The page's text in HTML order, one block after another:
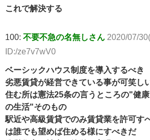
これで解決する
100: 不要不急の名無しさん 2020/07/
ID:/ze7v7wV0
ベーシックハウス制度を導入するべき
劣悪賃貸が経営できている事が可笑し
住む所は憲法25条の言うところの"健
の生活"そのもの
駅近や高級賃貸でのみ賃貸業を許可す
は誰でも望めば住める様にすべきだ